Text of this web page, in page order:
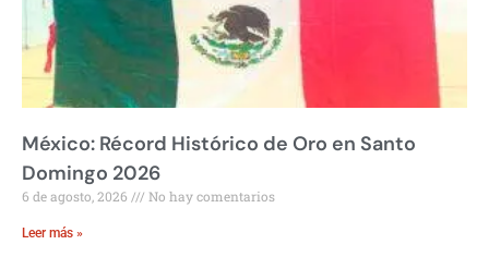
México: Récord Histórico de Oro en Santo
Domingo 2026
6 de agosto, 2026 No hay comentarios
Leer más »